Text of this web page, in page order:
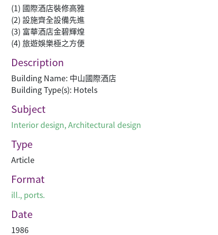
(1) 國際酒店裝修高雅
(2) 設施齊全設備先進
(3) 富華酒店金碧輝煌
(4) 旅遊娛樂極之方便
Description
Building Name: 中山國際酒店
Building Type(s): Hotels
Subject
Interior design,Architectural design
Type
Article
Format
ill., ports.
Date
1986